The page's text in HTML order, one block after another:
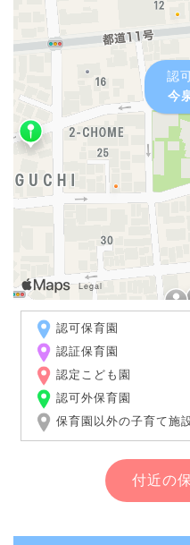
認
今
認可保育園
認証保育園
認定こども園
認可外保育園
保育園以外の子育て施
付近の